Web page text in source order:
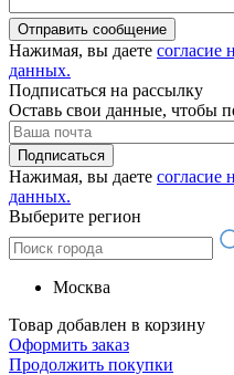
Отправить сообщение
Нажимая, вы даете согласие
данных.
Подписаться на рассылку
Оставь свои данные, чтобы
Подписаться
Нажимая, вы даете согласие
данных.
Выберите регион
Москва
Товар добавлен в корзину
Оформить заказ
Продолжить покупки